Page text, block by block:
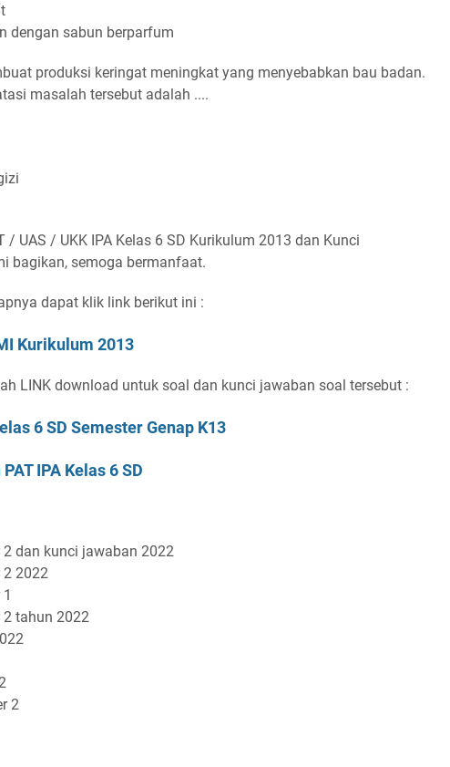
dengan sabun berparfum
produksi keringat meningkat yang menyebabkan bau badan.
masalah tersebut adalah ....
/ UAS / UKK IPA Kelas 6 SD Kurikulum 2013 dan Kunci
bagikan, semoga bermanfaat.
dapat klik link berikut ini :
Kurikulum 2013
LINK download untuk soal dan kunci jawaban soal tersebut :
6 SD Semester Genap K13
IPA Kelas 6 SD
dan kunci jawaban 2022
2022
tahun 2022
2